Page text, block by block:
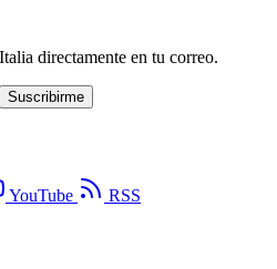
directamente en tu correo.
Suscribirme
YouTube RSS